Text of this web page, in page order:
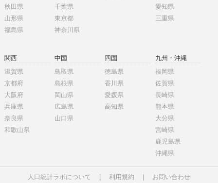
秋田県
山形県
福島県
千葉県
東京都
神奈川県
愛知県
三重県
関西
滋賀県
京都府
大阪府
兵庫県
奈良県
和歌山県
中国
鳥取県
島根県
岡山県
広島県
山口県
四国
徳島県
香川県
愛媛県
高知県
九州・沖縄
福岡県
佐賀県
長崎県
熊本県
大分県
宮崎県
鹿児島県
沖縄県
人口統計ラボについて 利用規約 お問い合わせ